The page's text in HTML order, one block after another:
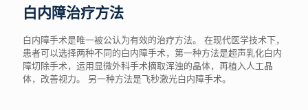
白内障治疗方法
白内障手术是唯一被公认为有效的治疗方法。 在现代医学技术下，
患者可以选择两种不同的白内障手术，第一种方法是超声乳化白内
障切除手术，运用显微外科手术摘取浑浊的晶体，再植入人工晶
体，改善视力。 另一种方法是飞秒激光白内障手术。